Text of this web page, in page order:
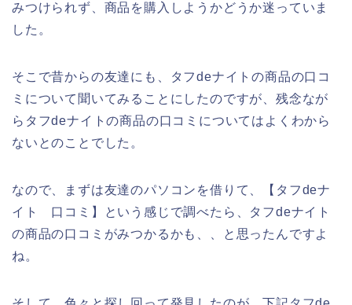
みつけられず、商品を購入しようかどうか迷っていま
した。
そこで昔からの友達にも、タフdeナイトの商品の口コ
ミについて聞いてみることにしたのですが、残念なが
らタフdeナイトの商品の口コミについてはよくわから
ないとのことでした。
なので、まずは友達のパソコンを借りて、【タフdeナ
イト 口コミ】という感じで調べたら、タフdeナイト
の商品の口コミがみつかるかも、、と思ったんですよ
ね。